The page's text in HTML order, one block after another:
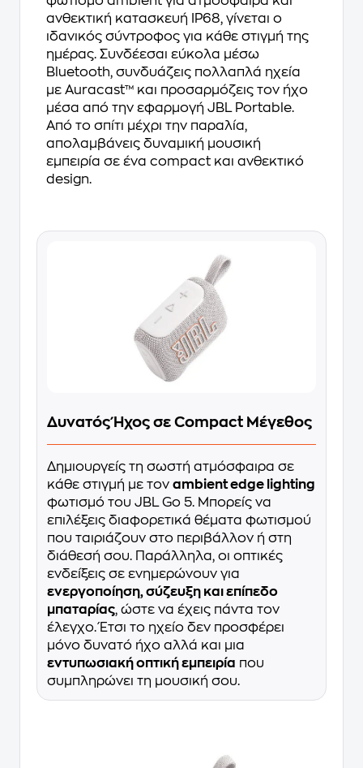
ανθεκτική κατασκευή IP68, γίνεται ο
ιδανικός σύντροφος για κάθε στιγμή της
ημέρας. Συνδέεσαι εύκολα μέσω
Bluetooth, συνδυάζεις πολλαπλά ηχεία
με Auracast™ και προσαρμόζεις τον ήχο
μέσα από την εφαρμογή JBL Portable.
Από το σπίτι μέχρι την παραλία,
απολαμβάνεις δυναμική μουσική
εμπειρία σε ένα compact και ανθεκτικό
design.
Δυνατός Ήχος σε Compact Μέγεθος
Δημιουργείς τη σωστή ατμόσφαιρα σε
κάθε στιγμή με τον ambient edge lighting
φωτισμό του JBL Go 5. Μπορείς να
επιλέξεις διαφορετικά θέματα φωτισμού
που ταιριάζουν στο περιβάλλον ή στη
διάθεσή σου. Παράλληλα, οι οπτικές
ενδείξεις σε ενημερώνουν για
ενεργοποίηση, σύζευξη και επίπεδο
μπαταρίας, ώστε να έχεις πάντα τον
έλεγχο. Έτσι το ηχείο δεν προσφέρει
μόνο δυνατό ήχο αλλά και μια
εντυπωσιακή οπτική εμπειρία που
συμπληρώνει τη μουσική σου.